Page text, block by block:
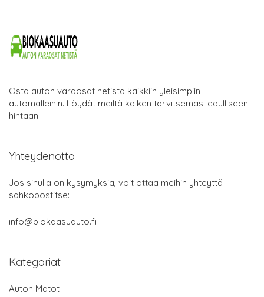
Osta auton varaosat netistä kaikkiin yleisimpiin
automalleihin. Löydät meiltä kaiken tarvitsemasi edulliseen
hintaan.
Yhteydenotto
Jos sinulla on kysymyksiä, voit ottaa meihin yhteyttä
sähköpostitse:
info@biokaasuauto.fi
Kategoriat
Auton Matot